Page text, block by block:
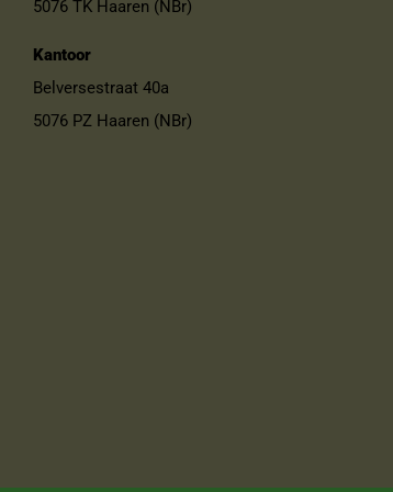
5076 TK Haaren (NBr)
Kantoor
Belversestraat 40a
5076 PZ Haaren (NBr)